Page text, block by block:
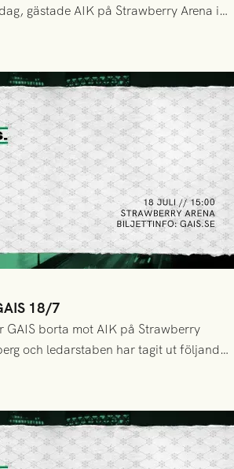
gästade AIK på Strawberry Arena i
hotande i första halvlek av
18/7
GAIS borta mot AIK på Strawberry
och ledarstaben har tagit ut följande